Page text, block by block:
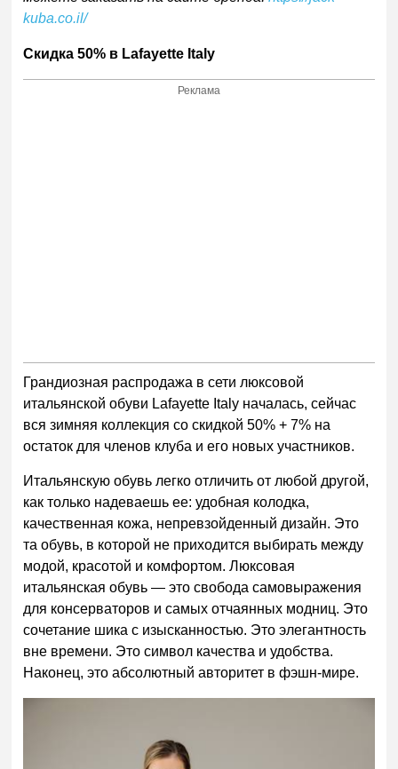
kuba.co.il/
Скидка 50% в Lafayette Italy
Реклама
Грандиозная распродажа в сети люксовой
итальянской обуви Lafayette Italy началась, сейчас
вся зимняя коллекция со скидкой 50% +7% на
остаток для членов клуба и его новых участников.
Итальянскую обувь легко отличить от любой другой,
как только надеваешь ее: удобная колодка,
качественная кожа, непревзойденный дизайн. Это
та обувь, в которой не приходится выбирать между
модой, красотой и комфортом.Люксовая
итальянская обувь — это свобода самовыражения
для консерваторов и самых отчаянных модниц. Это
сочетание шика с изысканностью. Это элегантность
вне времени. Это символ качества и удобства.
Наконец, это абсолютный авторитет в фэшн-мире.